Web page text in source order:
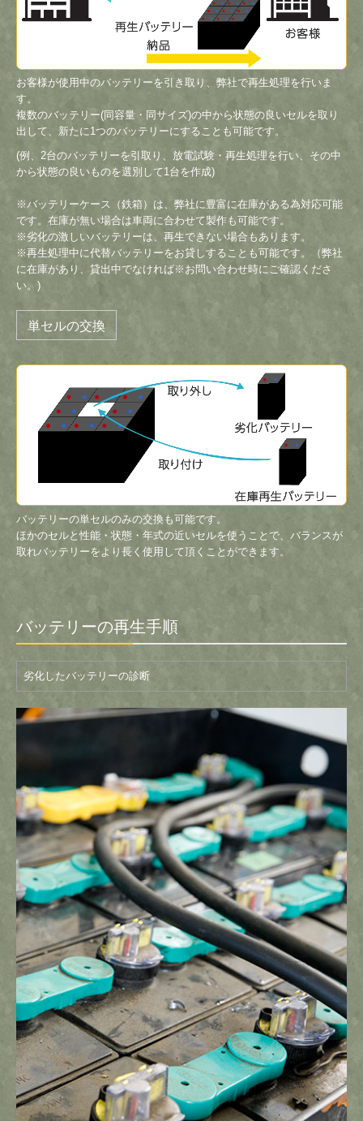
お客様が使用中のバッテリーを引き取り、弊社で再生処理を行いま
す。
複数のバッテリー(同容量・同サイズ)の中から状態の良いセルを取り
出して、新たに1つのバッテリーにすることも可能です。
(例、2台のバッテリーを引取り、放電試験・再生処理を行い、その中
から状態の良いものを選別して1台を作成)
※バッテリーケース（鉄箱）は、弊社に豊富に在庫がある為対応可能
です。在庫が無い場合は車両に合わせて製作も可能です。
※劣化の激しいバッテリーは、再生できない場合もあります。
※再生処理中に代替バッテリーをお貸しすることも可能です。（弊社
に在庫があり、貸出中でなければ※お問い合わせ時にご確認くださ
い。)
単セルの交換
バッテリーの単セルのみの交換も可能です。
ほかのセルと性能・状態・年式の近いセルを使うことで、バランスが
取れバッテリーをより長く使用して頂くことができます。
バッテリーの再生手順
劣化したバッテリーの診断